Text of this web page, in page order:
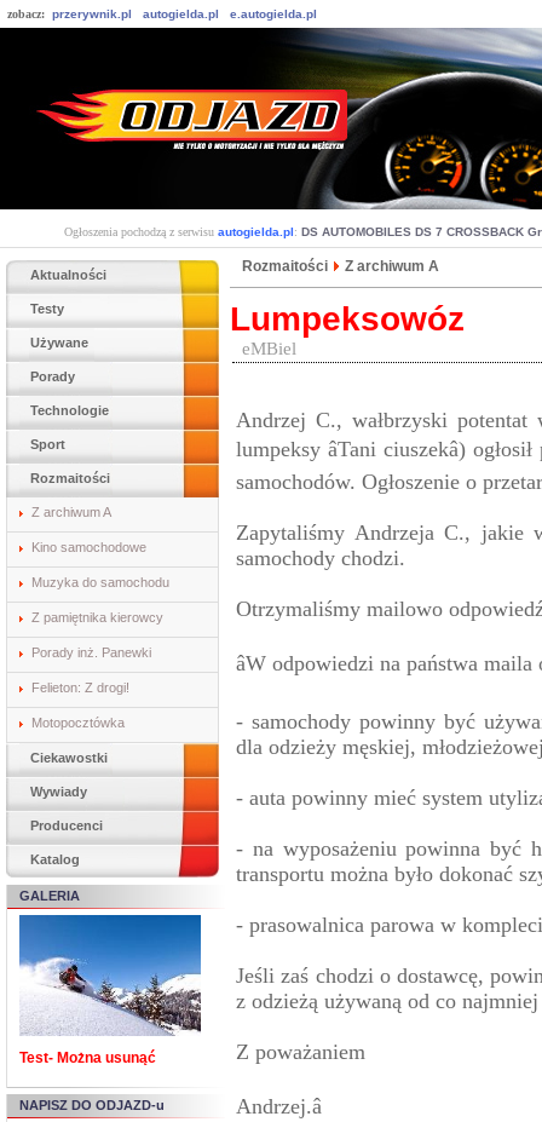
zobacz: przerywnik.pl autogielda.pl e.autogielda.pl
Ogłoszenia pochodzą z serwisu autogielda.pl: DS AUTOMOBILES DS 7 CROSSBACK
Aktualności
Testy
Używane
Porady
Technologie
Sport
Rozmaitości
Z archiwum A
Kino samochodowe
Muzyka do samochodu
Z pamiętnika kierowcy
Porady inż. Panewki
Felieton: Z drogi!
Motopocztówka
Ciekawostki
Wywiady
Producenci
Katalog
GALERIA
Test- Można usunąć
NAPISZ DO ODJAZD-u
Rozmaitości Z archiwum A
Lumpeksowóz
eMBiel
Andrzej C., wałbrzyski potentat
lumpeksy âTani ciuszekâ)
samochodów. Ogłoszenie o
Zapytaliśmy Andrzeja C., jakie
samochody chodzi.
Otrzymaliśmy mailowo
âW odpowiedzi na państwa
- samochody powinny być
dla odzieży męskiej,
- auta powinny mieć system
- na wyposażeniu powinna być
transportu można było dokonać
- prasowalnica parowa w
Jeśli zaś chodzi o dostawcę,
z odzieżą używaną od co
Z poważaniem
Andrzej.â